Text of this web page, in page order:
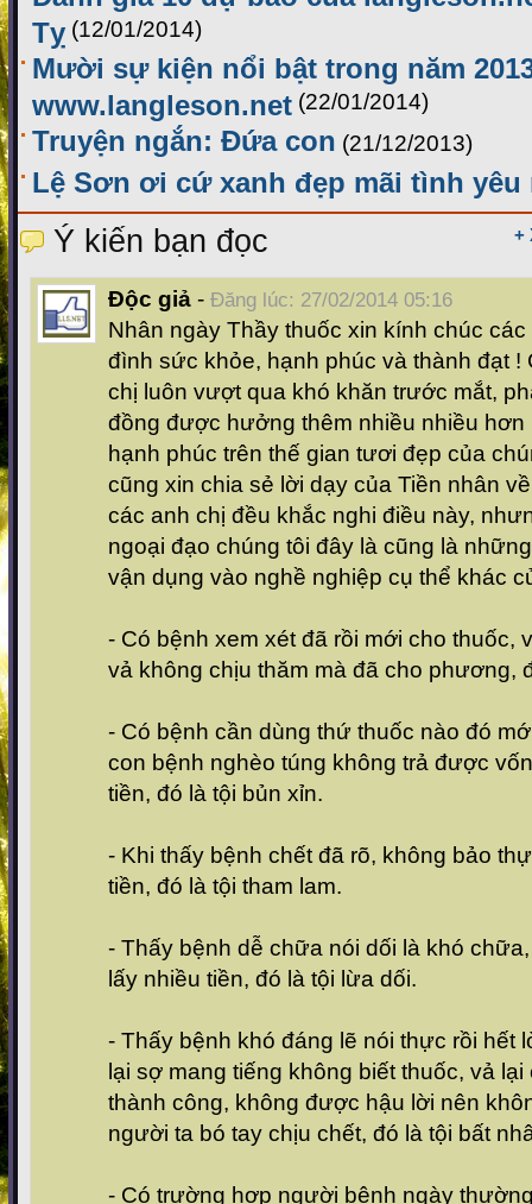
Tỵ (12/01/2014)
Mười sự kiện nổi bật trong năm
www.langleson.net (22/01/2014)
Truyện ngắn: Đứa con (21/12/2013)
Lệ Sơn ơi cứ xanh đẹp mãi tình yêu
+
Ý kiến bạn đọc
Độc giả - Đăng lúc: 27/02/2014 05:16
Nhân ngày Thầy thuốc xin kính chúc
đình sức khỏe, hạnh phúc và thành đạt !
chị luôn vượt qua khó khăn trước mắt,
đồng được hưởng thêm nhiều nhiều
hạnh phúc trên thế gian tươi đẹp của
cũng xin chia sẻ lời dạy của Tiền nhân
các anh chị đều khắc nghi điều này,
ngoại đạo chúng tôi đây là cũng là
vận dụng vào nghề nghiệp cụ thể khác
- Có bệnh xem xét đã rồi mới cho thuốc,
vả không chịu thăm mà đã cho phương,
- Có bệnh cần dùng thứ thuốc nào đó
con bệnh nghèo túng không trả được
tiền, đó là tội bủn xỉn.
- Khi thấy bệnh chết đã rõ, không bảo
tiền, đó là tội tham lam.
- Thấy bệnh dễ chữa nói dối là khó
lấy nhiều tiền, đó là tội lừa dối.
- Thấy bệnh khó đáng lẽ nói thực rồi hết
lại sợ mang tiếng không biết thuốc, vả
thành công, không được hậu lời nên
người ta bó tay chịu chết, đó là tội bất
- Có trường hợp người bệnh ngày